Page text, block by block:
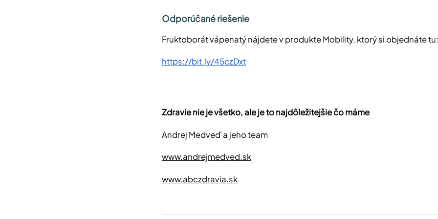
Odporúčané riešenie
Fruktoborát vápenatý nájdete v produkte Mobility, ktorý si objednáte tu:
https://bit.ly/45czDxt
Zdravie nie je všetko, ale je to najdôležitejšie čo máme
Andrej Medveď a jeho team
www.andrejmedved.sk
www.abczdravia.sk